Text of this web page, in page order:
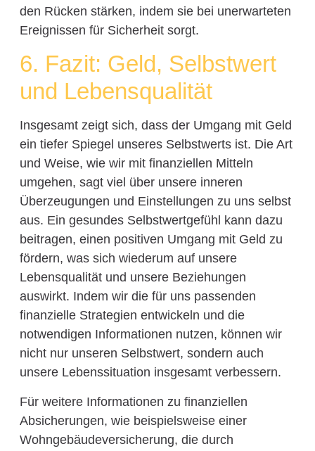
den Rücken stärken, indem sie bei unerwarteten
Ereignissen für Sicherheit sorgt.
6. Fazit: Geld, Selbstwert
und Lebensqualität
Insgesamt zeigt sich, dass der Umgang mit Geld
ein tiefer Spiegel unseres Selbstwerts ist. Die Art
und Weise, wie wir mit finanziellen Mitteln
umgehen, sagt viel über unsere inneren
Überzeugungen und Einstellungen zu uns selbst
aus. Ein gesundes Selbstwertgefühl kann dazu
beitragen, einen positiven Umgang mit Geld zu
fördern, was sich wiederum auf unsere
Lebensqualität und unsere Beziehungen
auswirkt. Indem wir die für uns passenden
finanzielle Strategien entwickeln und die
notwendigen Informationen nutzen, können wir
nicht nur unseren Selbstwert, sondern auch
unsere Lebenssituation insgesamt verbessern.
Für weitere Informationen zu finanziellen
Absicherungen, wie beispielsweise einer
Wohngebäudeversicherung, die durch